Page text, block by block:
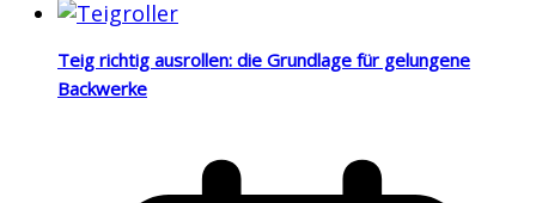
Teig richtig ausrollen: die Grundlage für gelungene
Backwerke